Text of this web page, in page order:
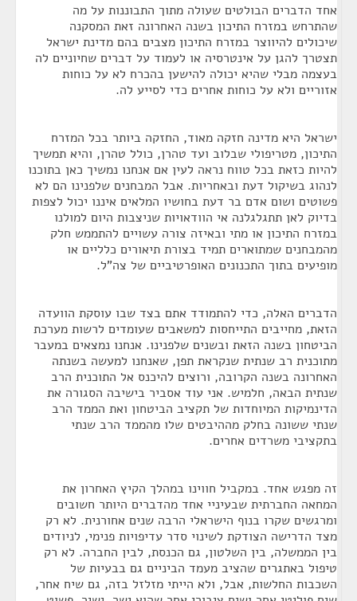
אחד הדברים הבולטים שעולה מתוך התבוננות על מה
שהתרחש במזרח התיכון בשנה האחרונה זאת המסקנה
שיכולים להיווצר במזרח התיכון מצבים בהם מדינת ישראל
תצטרך להגן על אינטרסיה או לעמוד על דברים שחיוניים לה
בעצמה מבלי שהיא יכולה להישען בהכרח לא על כוחות
אזוריים ולא על כוחות אחרים כדי לסייע לה.
ישראל היא מדינה חזקה מאוד, החזקה ביותר בכל המזרח
התיכון, מטריפולי שבלוב ועד טהרן, כולל טהרן, והיא תמשיך
להיות כזאת בכל טווח נראה לעין אם אנחנו נמשיך כאן בתוכנו
לנהוג בשיקול דעת ובאחריות. אבל המבחנים שלפנינו הם לא
פשוטים ושום אדם בר דעת בחושיו המלאים איננו יכול לצפות
בדיוק לאן תתגלגלנה אי הוודאויות שניצבות היום למולנו
במזרח התיכון או מתי ובאיזה צורה עשויים להתממש חלק
מהמבחנים שמתוארים תמיד בצורת תיאורים כלליים או
מופיעים בתוך התכנונים האופרטיביים של צה"ל.
הדברים האלה, כדי להתמודד אתם בצד שבו עוסקת הוועדה
הזאת, מחייבים התייחסות למשאבים שעומדים לרשות מערכת
הביטחון בשנה הזאת ובשנים שלפנינו. אנחנו נמצאים במעבר
מתוכנית רב שנתית שנקראת תפן, שאנחנו למעשה בשנתה
האחרונה בשנה הקרובה, ורוצים להיכנס אל התוכנית הרב
שנתית הבאה, חלמיש. אני עוד אסביר בישיבה הסגורה את
הדינמיקות המיוחדות של תקציב הביטחון ואת הממד הרב
שנתי ששונה בחלק מההיבטים שלו מהממד הרב שנתי
בתקציבי משרדים אחרים.
זה מפגש אחד. במקביל חווינו במהלך הקיץ האחרון את
המחאה החברתית שבעיניי אחד מהדברים היותר חשובים
ומרגשים שקרו בנוף הישראלי הרבה שנים אחורנית. לא רק
מצד הדרישה הצודקת לשינוי סדר עדיפויות פנימי, לניודים
בין הממשלה, בין השלטון, גם הכנסת, לבין החברה. לא רק
טיפול באתגרים שהציב מעמד הביניים גם בבעיות של
השכבות החלשות, אבל, ולא הייתי מזלזל בזה, גם שיח אחר,